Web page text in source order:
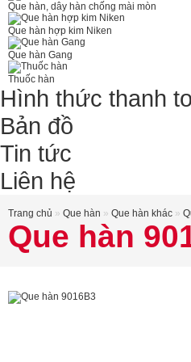
Que hàn, dây hàn chống mài mòn
Que hàn hợp kim Niken
Que hàn Gang
Thuốc hàn
Hình thức thanh
Bản đồ
Tin tức
Liên hệ
Trang chủ » Que hàn » Que hàn khác »
Que hàn